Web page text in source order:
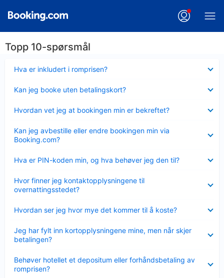
Topp 10-spørsmål
Hva er inkludert i romprisen?
mindre
Kan jeg booke uten betalingskort?
mindre
Hvordan vet jeg at bookingen min er bekreftet?
mindre
Kan jeg avbestille eller endre bookingen min via
Booking.com?
mindre
Hva er PIN-koden min, og hva behøver jeg den til?
mindre
Hvor finner jeg kontaktopplysningene til
overnattingsstedet?
mindre
Hvordan ser jeg hvor mye det kommer til å koste?
mindre
Jeg har fylt inn kortopplysningene mine, men når skjer
betalingen?
mindre
Behøver hotellet et depositum eller forhåndsbetaling av
romprisen?
mindre